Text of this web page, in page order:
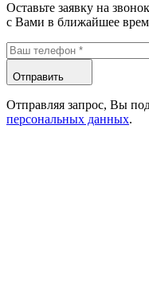
Оставьте заявку на
с Вами в ближайшее
Отправить
Отправляя запрос, Вы
персональных данных.